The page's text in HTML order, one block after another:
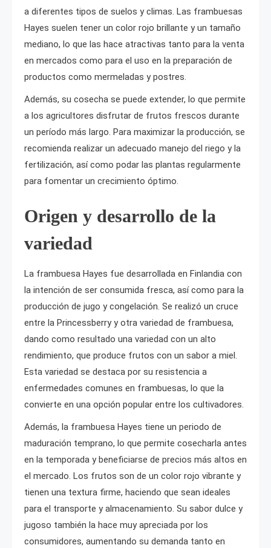
a diferentes tipos de suelos y climas. Las frambuesas
Hayes suelen tener un color rojo brillante y un tamaño
mediano, lo que las hace atractivas tanto para la venta
en mercados como para el uso en la preparación de
productos como mermeladas y postres.
Además, su cosecha se puede extender, lo que permite
a los agricultores disfrutar de frutos frescos durante
un período más largo. Para maximizar la producción, se
recomienda realizar un adecuado manejo del riego y la
fertilización, así como podar las plantas regularmente
para fomentar un crecimiento óptimo.
Origen y desarrollo de la
variedad
La frambuesa Hayes fue desarrollada en Finlandia con
la intención de ser consumida fresca, así como para la
producción de jugo y congelación. Se realizó un cruce
entre la Princessberry y otra variedad de frambuesa,
dando como resultado una variedad con un alto
rendimiento, que produce frutos con un sabor a miel.
Esta variedad se destaca por su resistencia a
enfermedades comunes en frambuesas, lo que la
convierte en una opción popular entre los cultivadores.
Además, la frambuesa Hayes tiene un periodo de
maduración temprano, lo que permite cosecharla antes
en la temporada y beneficiarse de precios más altos en
el mercado. Los frutos son de un color rojo vibrante y
tienen una textura firme, haciendo que sean ideales
para el transporte y almacenamiento. Su sabor dulce y
jugoso también la hace muy apreciada por los
consumidores, aumentando su demanda tanto en